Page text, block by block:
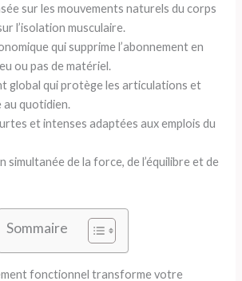
sur les mouvements naturels du corps
l’isolation musculaire.
qui supprime l’abonnement en
ou pas de matériel.
global qui protège les articulations et
au quotidien.
et intenses adaptées aux emplois du
simultanée de la force, de l’équilibre et de
Sommaire
fonctionnel transforme votre